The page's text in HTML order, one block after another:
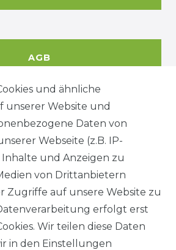
AGB
KONTAKT
und ähnliche
unserer Website und
Daten von
Webseite (z.B. IP-
Inhalte und Anzeigen zu
von Drittanbietern
Zugriffe auf unsere Website zu
erfolgt erst
Wir teilen diese Daten
in den Einstellungen